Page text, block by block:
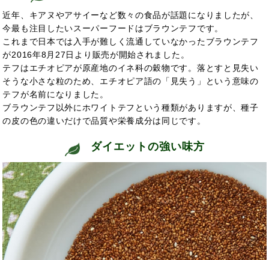
近年、キアヌやアサイーなど数々の食品が話題になりましたが、
今最も注目したいスーパーフードはブラウンテフです。
これまで日本では入手が難しく流通していなかったブラウンテフ
が2016年8月27日より販売が開始されました。
テフはエチオピアが原産地のイネ科の穀物です。落とすと見失い
そうな小さな粒のため、エチオピア語の「見失う」という意味の
テフが名前になりました。
ブラウンテフ以外にホワイトテフという種類がありますが、種子
の皮の色の違いだけで品質や栄養成分は同じです。
ダイエットの強い味方